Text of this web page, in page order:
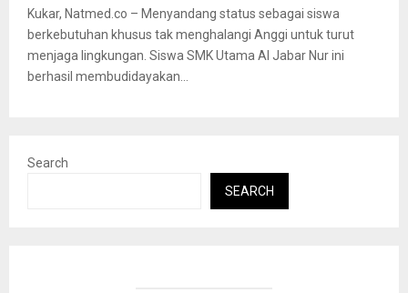
Kukar, Natmed.co – Menyandang status sebagai siswa
berkebutuhan khusus tak menghalangi Anggi untuk turut
menjaga lingkungan. Siswa SMK Utama Al Jabar Nur ini
berhasil membudidayakan...
Search
SEARCH